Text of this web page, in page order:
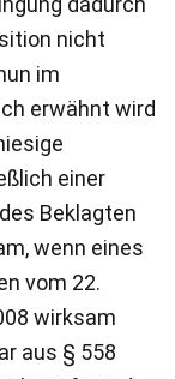
nicht
im
erwähnt wird
einer
Beklagten
wenn eines
vom 22.
wirksam
aus § 558